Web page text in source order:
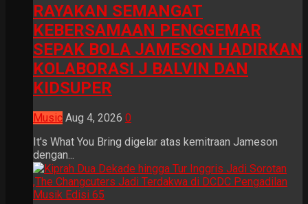
RAYAKAN SEMANGAT
KEBERSAMAAN PENGGEMAR
SEPAK BOLA JAMESON HADIRKAN
KOLABORASI J BALVIN DAN
KIDSUPER
Music Aug 4, 2026 0
It's What You Bring digelar atas kemitraan Jameson
dengan...